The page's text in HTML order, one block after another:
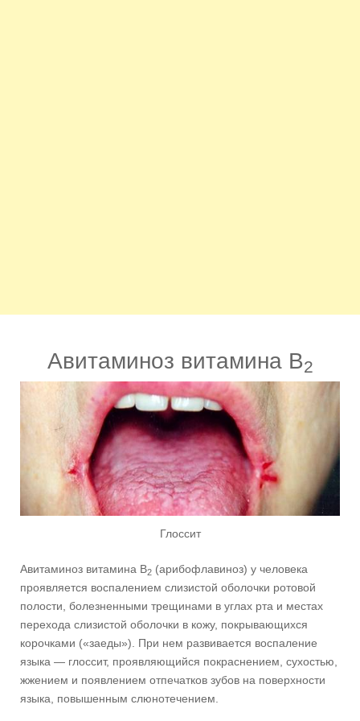
Авитаминоз витамина В2
Глоссит
Авитаминоз витамина В2 (арибофлавиноз) у человека
проявляется воспалением слизистой оболочки ротовой
полости, болезненными трещинами в углах рта и местах
перехода слизистой оболочки в кожу, покрывающихся
корочками («заеды»). При нем развивается воспаление
языка — глоссит, проявляющийся покраснением, сухостью,
жжением и появлением отпечатков зубов на поверхности
языка, повышенным слюнотечением.